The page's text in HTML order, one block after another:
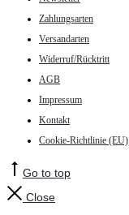
Zahlungsarten
Versandarten
Widerruf/Rücktritt
AGB
Impressum
Kontakt
Cookie-Richtlinie (EU)
Go to top
Close